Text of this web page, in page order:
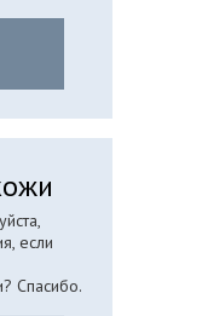
если
Спасибо.